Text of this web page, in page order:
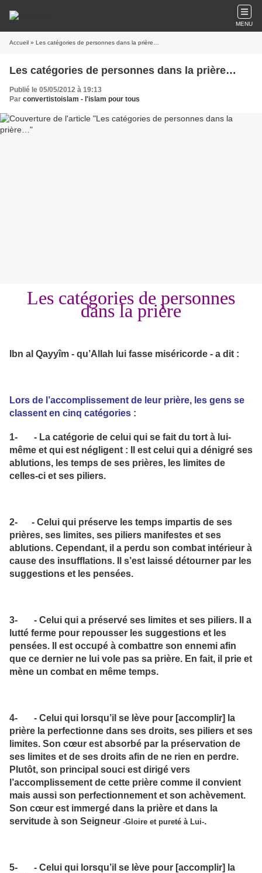
MENU
Accueil » Les catégories de personnes dans la prière…
Les catégories de personnes dans la prière…
Publié le 05/05/2012 à 19:13
Par convertistoislam - l'islam pour tous
Les catégories de personnes
dans la prière
Ibn al Qayyîm - qu’Allah lui fasse miséricorde - a dit :
Lors de l’accomplissement de leur prière, les gens se
classent en cinq catégories :
1- - La catégorie de celui qui se fait du tort à lui-
même et qui est négligent : Il est celui qui a dénigré ses
ablutions, les temps de ses prières, les limites de
celles-ci et ses piliers.
2- - Celui qui préserve les temps impartis de ses
prières, ses limites, ses piliers manifestes et ses
ablutions. Cependant, il a perdu son combat intérieur à
cause des insufflations. Il s’est laissé détourner par les
suggestions et les pensées.
3- - Celui qui a préservé ses limites et ses piliers. Il a
lutté ferme pour repousser les suggestions et les
pensées. Il est occupé à combattre son ennemi afin
que ce dernier ne lui vole pas sa prière. En fait, il prie et
mène un combat en même temps.
4- - Celui qui lorsqu’il se lève pour [accomplir] la
prière la perfectionne dans ses droits, ses piliers et ses
limites. Son cœur est absorbé par la préservation de
ses limites et de ses droits afin de ne rien en perdre.
Plutôt, son principal souci est dirigé vers
l’accomplissement de cette prière comme il convient
mais aussi son perfectionnement et son achèvement.
Son cœur est immergé dans la prière et dans la
servitude à son Seigneur -Gloire et pureté à Lui-.
5- - Celui qui lorsqu’il se lève pour [accomplir] la